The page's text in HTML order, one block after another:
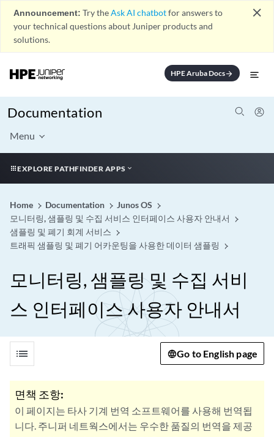
Announcement: Try theAsk AI chatbotfor answers to
your technical questions about Juniper products and
solutions.
close
HPE Aruba Docsarrow_forward
Documentation
Menu
EXPLORE PATHFINDER APPS
Home Documentation
Junos OS
모니터링, 샘플링 및 수집 서비스 인터페이스 사용자 안내서
샘플링 및 폐기 회계 서비스
트래픽 샘플링 및 폐기 어카운팅을 사용한 데이터 샘플링
모니터링, 샘플링 및 수집 서비
스 인터페이스 사용자 안내서
list Go to English page
면책 조항:
이 페이지는 타사 기계 번역 소프트웨어를 사용해 번역됩
니다. 주니퍼 네트웍스에서는 우수한 품질의 번역을 제공